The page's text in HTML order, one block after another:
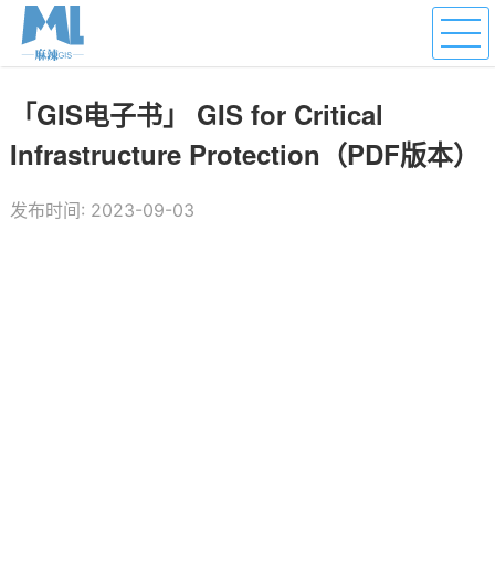
「GIS电子书」 GIS for Critical
Infrastructure Protection（PDF版本）
发布时间: 2023-09-03